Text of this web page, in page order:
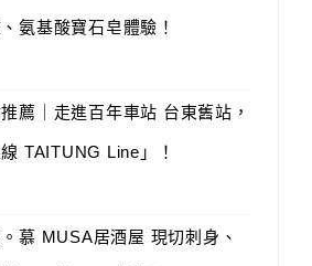
氨基酸寶石皂體驗！
薦｜走進百年車站 台東舊站，
TAITUNG Line」！
慕 MUSA居酒屋 現切刺身、